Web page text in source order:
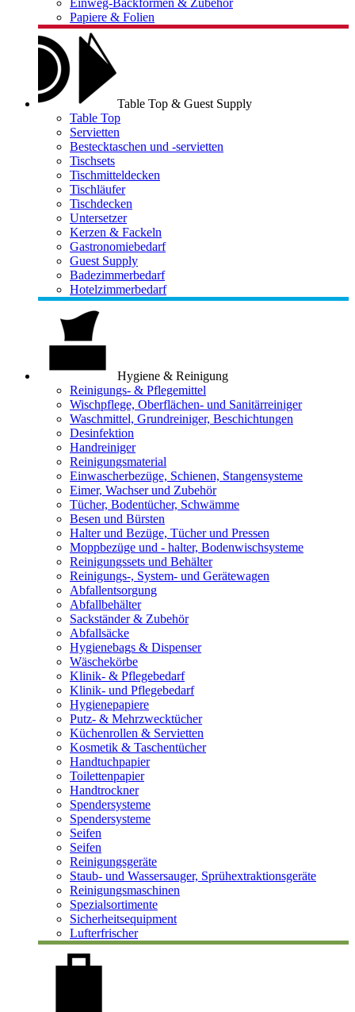
Einweg-Backformen & Zubehör
Papiere & Folien
Table Top & Guest Supply
Table Top
Servietten
Bestecktaschen und -servietten
Tischsets
Tischmitteldecken
Tischläufer
Tischdecken
Untersetzer
Kerzen & Fackeln
Gastronomiebedarf
Guest Supply
Badezimmerbedarf
Hotelzimmerbedarf
Hygiene & Reinigung
Reinigungs- & Pflegemittel
Wischpflege, Oberflächen- und Sanitärreiniger
Waschmittel, Grundreiniger, Beschichtungen
Desinfektion
Handreiniger
Reinigungsmaterial
Einwascherbezüge, Schienen, Stangensysteme
Eimer, Wachser und Zubehör
Tücher, Bodentücher, Schwämme
Besen und Bürsten
Halter und Bezüge, Tücher und Pressen
Moppbezüge und - halter, Bodenwischsysteme
Reinigungssets und Behälter
Reinigungs-, System- und Gerätewagen
Abfallentsorgung
Abfallbehälter
Sackständer & Zubehör
Abfallsäcke
Hygienebags & Dispenser
Wäschekörbe
Klinik- & Pflegebedarf
Klinik- und Pflegebedarf
Hygienepapiere
Putz- & Mehrzwecktücher
Küchenrollen & Servietten
Kosmetik & Taschentücher
Handtuchpapier
Toilettenpapier
Handtrockner
Spendersysteme
Spendersysteme
Seifen
Seifen
Reinigungsgeräte
Staub- und Wassersauger, Sprühextraktionsgeräte
Reinigungsmaschinen
Spezialsortimente
Sicherheitsequipment
Lufterfrischer